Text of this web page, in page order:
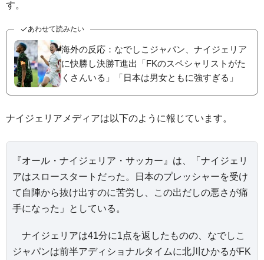
す。
あわせて読みたい
海外の反応：なでしこジャパン、ナイジェリア
に快勝し決勝T進出「FKのスペシャリストがた
くさんいる」「日本は男女ともに強すぎる」
ナイジェリアメディアは以下のように報じています。
『オール・ナイジェリア・サッカー』は、「ナイジェリ
アはスロースタートだった。日本のプレッシャーを受け
て自陣から抜け出すのに苦労し、この出だしの悪さが痛
手になった」としている。
ナイジェリアは41分に1点を返したものの、なでしこ
ジャパンは前半アディショナルタイムに北川ひかるがFK